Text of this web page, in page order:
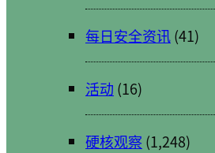
每日安全资讯(41)
活动 (16)
硬核观察 (1,248)